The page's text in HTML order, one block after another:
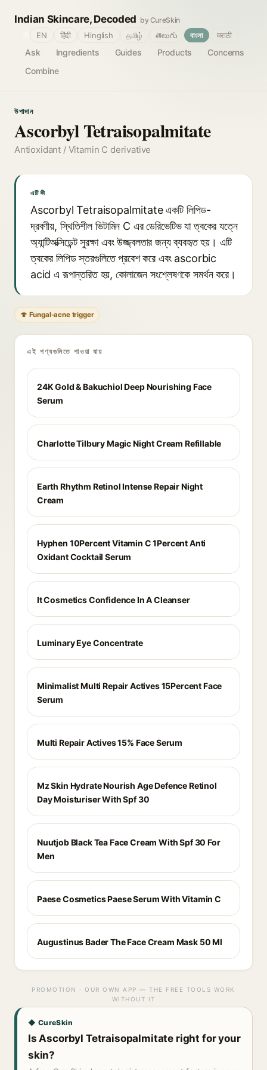
Indian Skincare, Decoded by CureSkin
Ask Ingredients Guides Products
Concerns
Combine
EN हिंदी Hinglish தமிழ் తెలుగు বাংলা मराठी
উপাদান
Ascorbyl Tetraisopalmitate
Antioxidant / Vitamin C derivative
এটি কী
Ascorbyl Tetraisopalmitate একটি লিপিড-
দ্রবণীয়, স্থিতিশীল ভিটামিন C এর ডেরিভেটিভ যা ত্বকের যত্নে
অ্যান্টিঅক্সিডেন্ট সুরক্ষা এবং উজ্জ্বলতার জন্য ব্যবহৃত হয়। এটি
ত্বকের লিপিড স্তরগুলিতে প্রবেশ করে এবং ascorbic
acid এ রূপান্তরিত হয়, কোলাজেন সংশ্লেষণকে সমর্থন করে।
🍄 Fungal-acne trigger
এই পণ্যগুলিতে পাওয়া যায়
24K Gold & Bakuchiol Deep Nourishing Face
Serum
Charlotte Tilbury Magic Night Cream Refillable
Earth Rhythm Retinol Intense Repair Night
Cream
Hyphen 10Percent Vitamin C 1Percent Anti
Oxidant Cocktail Serum
It Cosmetics Confidence In A Cleanser
Luminary Eye Concentrate
Minimalist Multi Repair Actives 15Percent Face
Serum
Multi Repair Actives 15% Face Serum
Mz Skin Hydrate Nourish Age Defence Retinol
Day Moisturiser With Spf 30
Nuutjob Black Tea Face Cream With Spf 30 For
Men
Paese Cosmetics Paese Serum With Vitamin C
Augustinus Bader The Face Cream Mask 50 Ml
PROMOTION · OUR OWN APP — THE FREE TOOLS WORK
WITHOUT IT
◆ CureSkin
Is Ascorbyl Tetraisopalmitate right for your
skin?